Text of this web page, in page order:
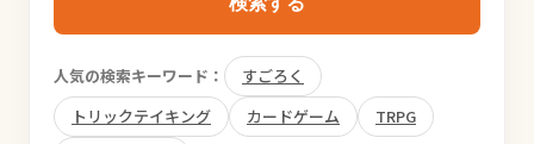
人気の検索キーワード：
すごろく
トリックテイキング
カードゲーム
TRPG